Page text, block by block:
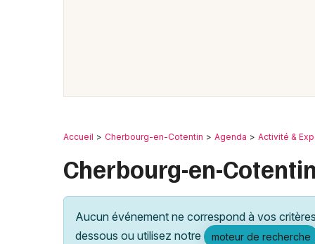
Accueil Cherbourg-en-Cotentin Agenda Activité &
Cherbourg-en-
Aucun événement ne correspond à vos
dessous ou utilisez notre
moteur de recherche